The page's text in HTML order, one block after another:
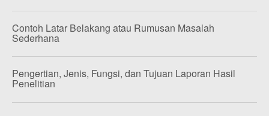
Contoh Latar Belakang atau Rumusan Masalah
Sederhana
Pengertian, Jenis, Fungsi, dan Tujuan Laporan Hasil
Penelitian